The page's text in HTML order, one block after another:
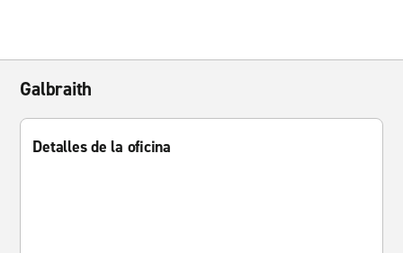
Galbraith
Detalles de la oficina